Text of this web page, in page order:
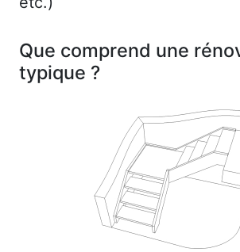
Que comprend une
typique ?